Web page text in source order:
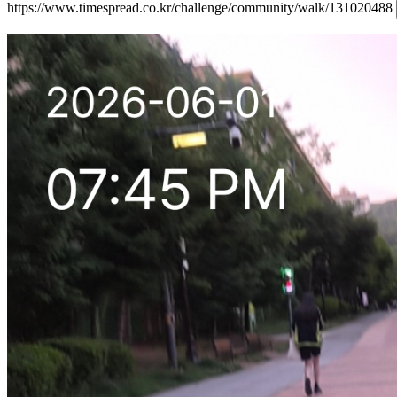
https://www.timespread.co.kr/challenge/community/walk/131020488